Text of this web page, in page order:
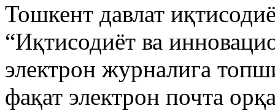
Тошкент давлат
“Иқтисодиёт ва
электрон журналига
фақат электрон почта